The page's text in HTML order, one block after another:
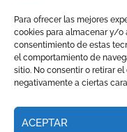
Para ofrecer las mejores
cookies para almacenar y/o
consentimiento de estas
el comportamiento de
sitio. No consentir o retirar
negativamente a ciertas
ACEPTAR